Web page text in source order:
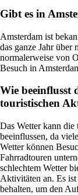
Gibt es in
Amsterdam ist
das ganze Jahr über
normalerweise von
Besuch in
Wie beeinflusst
touristischen
Das Wetter kann
beeinflussen, da
Wetter können
Fahrradtouren
schlechtem Wetter
Aktivitäten an. Es
behalten, um den